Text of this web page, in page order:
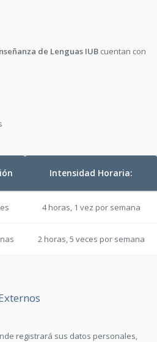
de Lenguas IUB cuentan con
Intensidad Horaria:
4 horas, 1 vez por semana
2 horas, 5 veces por semana
registrará sus datos personales,